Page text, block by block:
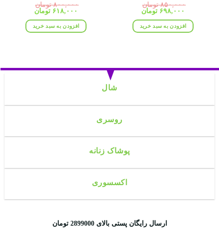
۸۵۰,۰۰۰ تومان
قیمت
اصلی:
۸۵۰,۰۰۰ تومان
بود.
۶۹۸,۰۰۰ تومان
۶۹۸,۰۰۰ تومان.افزودن به سبد خرید
۸۰۰,۰۰۰ تومان
قیمت
اصلی:
۸۰۰,۰۰۰ تومان
بود.
۶۱۸,۰۰۰ تومان
۶۱۸,۰۰۰ تومان.افزودن به سبد خرید
شال
روسری
پوشاک زنانه
اکسسوری
ارسال رایگان پستی بالای 2899000 تومان